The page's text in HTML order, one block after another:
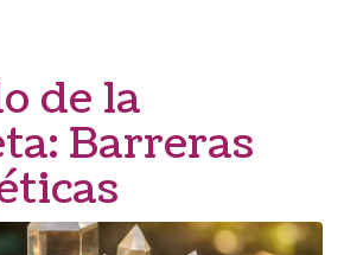
de la
Barreras